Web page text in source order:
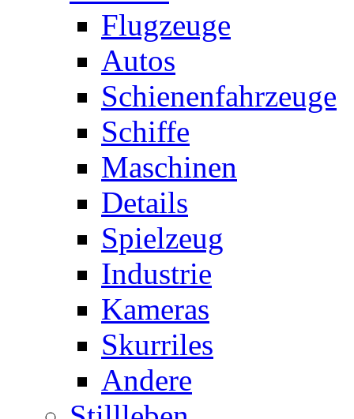
Flugzeuge
Autos
Schienenfahrzeuge
Schiffe
Maschinen
Details
Spielzeug
Industrie
Kameras
Skurriles
Andere